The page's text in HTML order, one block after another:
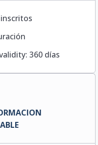
360 días